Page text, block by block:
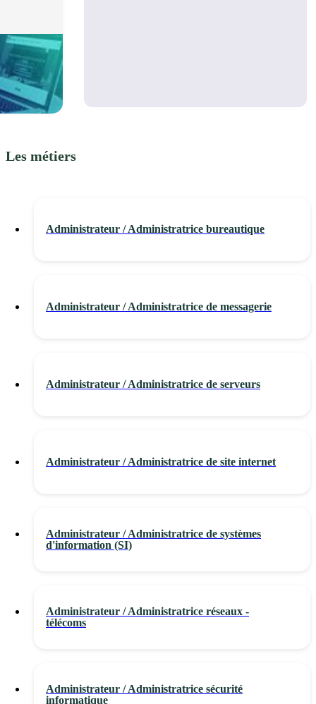
Les métiers
Administrateur / Administratrice bureautique
Administrateur / Administratrice de messagerie
Administrateur / Administratrice de serveurs
Administrateur / Administratrice de site internet
Administrateur / Administratrice de systèmes
d'information (SI)
Administrateur / Administratrice réseaux -
télécoms
Administrateur / Administratrice sécurité
informatique